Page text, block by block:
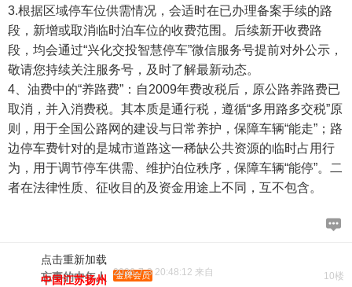
3.根据区域停车位供需情况，会适时在已办理备案手续的路
段，新增或取消临时泊车位的收费范围。后续新开收费路
段，均会通过“兴化交投智慧停车”微信服务号提前对外公示，
敬请您持续关注服务号，及时了解最新动态。
4、油费中的“养路费”‌：自2009年费改税后，原公路养路费已
取消，并入消费税。其本质是‌通行税‌，遵循“多用路多交税”原
则，用于全国公路网的‌建设与日常养护，保障车辆“能走”；路
边停车费针对的是城市道路这一稀缺公共资源的‌临时占用行
为‌，用于调节停车供需、维护泊位秩序，保障车辆“能停”。二
者在‌法律性质、征收目的及资金用途‌上不同，互不包含。
点击重新加载
10楼
忘事的中年人 金牌会员
2026-7-3 20:48:12 来自
中国江苏扬州